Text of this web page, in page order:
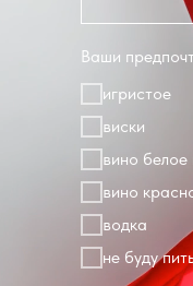
Ваши
игристое
виски
вино белое
вино
водка
не буду